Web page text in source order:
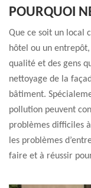
POURQUOI
Que ce soit un local
hôtel ou un
qualité et des gens
nettoyage de la
bâtiment.
pollution peuvent
problèmes difficiles
les problèmes
faire et à réussir